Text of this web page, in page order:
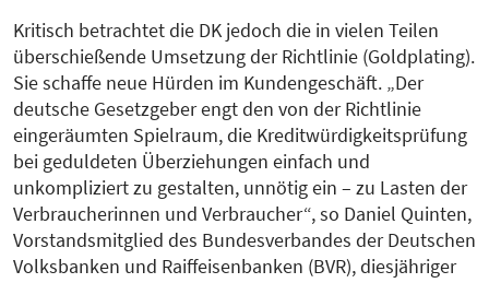
Kritisch betrachtet die DK jedoch die in vielen Teilen
überschießende Umsetzung der Richtlinie (Goldplating).
Sie schaffe neue Hürden im Kundengeschäft. „Der
deutsche Gesetzgeber engt den von der Richtlinie
eingeräumten Spielraum, die Kreditwürdigkeitsprüfung
bei geduldeten Überziehungen einfach und
unkompliziert zu gestalten, unnötig ein – zu Lasten der
Verbraucherinnen und Verbraucher“, so Daniel Quinten,
Vorstandsmitglied des Bundesverbandes der Deutschen
Volksbanken und Raiffeisenbanken (BVR), diesjähriger